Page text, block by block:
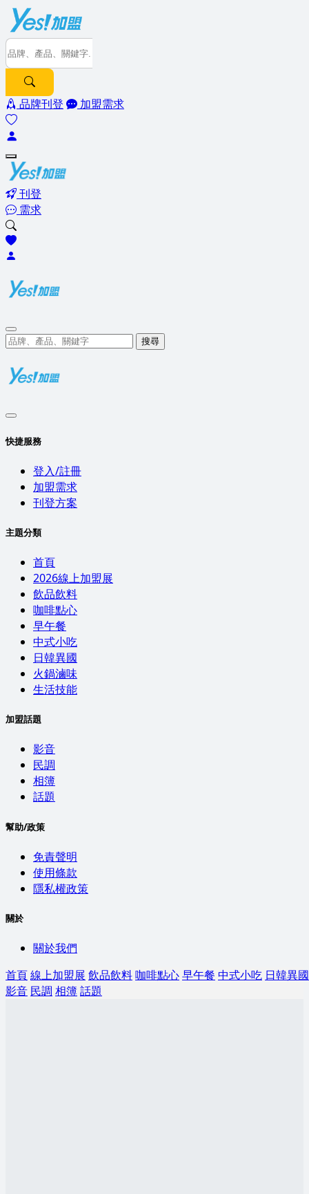
品牌刊登 加盟需求
刊登
需求
搜尋
快捷服務
登入/註冊
加盟需求
刊登方案
主題分類
首頁
2026線上加盟展
飲品飲料
咖啡點心
早午餐
中式小吃
日韓異國
火鍋滷味
生活技能
加盟話題
影音
民調
相簿
話題
幫助/政策
免責聲明
使用條款
隱私權政策
關於
關於我們
首頁線上加盟展 飲品飲料咖啡點心早午餐 中式小吃 日韓異國
影音 民調 相簿話題